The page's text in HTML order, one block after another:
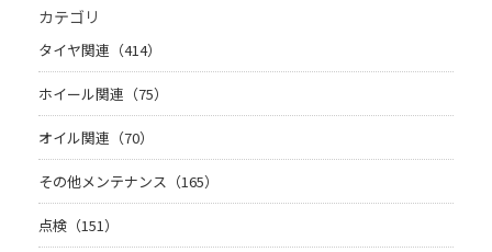
カテゴリ
タイヤ関連（414）
ホイール関連（75）
オイル関連（70）
その他メンテナンス（165）
点検（151）